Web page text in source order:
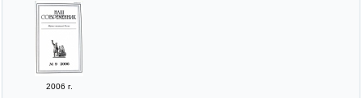
2006 г.